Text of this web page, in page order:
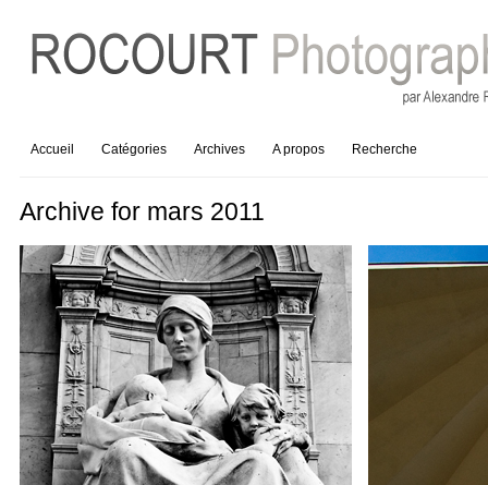
Accueil Catégories Archives A propos Recherche
Archive for mars 2011